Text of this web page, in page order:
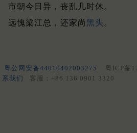
市朝今日异，丧乱几时休。
远愧梁江总，还家尚黑头 。
粤公网安备44010402003275 粤ICP备
系我们
客服：+86 136 0901 3320